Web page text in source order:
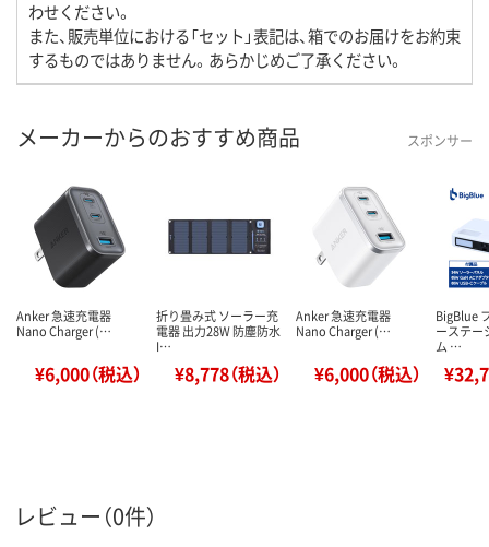
わせください。
また、販売単位における「セット」表記は、箱でのお届けをお約束
するものではありません。あらかじめご了承ください。
メーカーからのおすすめ商品 スポンサー
Anker 急速充電器
Nano Charger (…
¥6,000（税込）
折り畳み式 ソーラー充
電器 出力28W 防塵防水
I…
¥8,778（税込）
Anker 急速充電器
Nano Charger (…
¥6,000（税込）
BigBlue
ーステー
ム …
レビュー（0件）